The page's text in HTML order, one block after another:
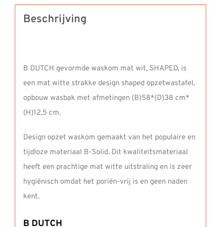
Beschrijving
B DUTCH gevormde waskom mat wit, SHAPED, is
een mat witte strakke design shaped opzetwastafel,
opbouw wasbak met afmetingen (B)58*(D)38 cm*
(H)12,5 cm.
Design opzet waskom gemaakt van het populaire en
tijdloze materiaal B-Solid. Dit kwaliteitsmateriaal
heeft een prachtige mat witte uitstraling en is zeer
hygiënisch omdat het poriën-vrij is en geen naden
kent.
B DUTCH